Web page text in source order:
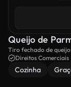
Queijo de
Tiro fechado de
queijo.
Direitos Comerciais
Cozinha